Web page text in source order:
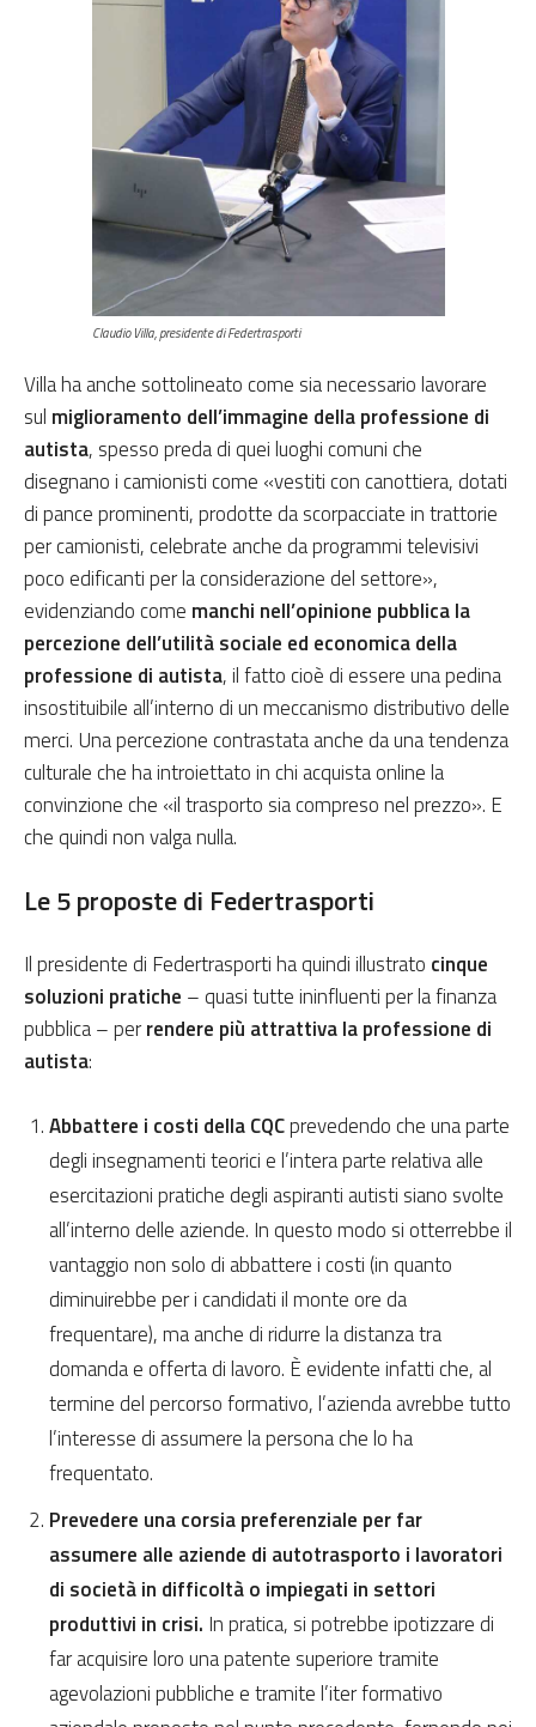
Claudio Villa, presidente di Federtrasporti
Villa ha anche sottolineato come sia necessario lavorare
sul miglioramento dell’immagine della professione di
autista, spesso preda di quei luoghi comuni che
disegnano i camionisti come «vestiti con canottiera, dotati
di pance prominenti, prodotte da scorpacciate in trattorie
per camionisti, celebrate anche da programmi televisivi
poco edificanti per la considerazione del settore»,
evidenziando come manchi nell’opinione pubblica la
percezione dell’utilità sociale ed economica della
professione di autista, il fatto cioè di essere una pedina
insostituibile all’interno di un meccanismo distributivo delle
merci. Una percezione contrastata anche da una tendenza
culturale che ha introiettato in chi acquista online la
convinzione che «il trasporto sia compreso nel prezzo». E
che quindi non valga nulla.
Le 5 proposte di Federtrasporti
Il presidente di Federtrasporti ha quindi illustrato cinque
soluzioni pratiche – quasi tutte ininfluenti per la finanza
pubblica – perrendere più attrattiva la professione di
autista:
Abbattere i costi della CQCprevedendo che una parte
degli insegnamenti teorici e l’intera parte relativa alle
esercitazioni pratiche degli aspiranti autisti siano svolte
all’interno delle aziende. In questo modo si otterrebbe il
vantaggio non solo di abbattere i costi (in quanto
diminuirebbe per i candidati il monte ore da
frequentare), ma anche di ridurre la distanza tra
domanda e offerta di lavoro. È evidente infatti che, al
termine del percorso formativo, l’azienda avrebbe tutto
l’interesse di assumere la persona che lo ha
frequentato.
Prevedere una corsia preferenziale per far
assumere alle aziende di autotrasporto i lavoratori
di società in difficoltà o impiegati in settori
produttivi in crisi. In pratica, si potrebbe ipotizzare di
far acquisire loro una patente superiore tramite
agevolazioni pubbliche e tramite l’iter formativo